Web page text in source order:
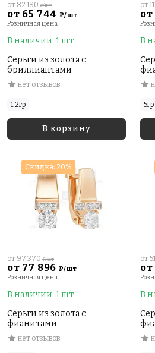
от 65 744 ₽/шт
от 82 180₽/шт
Розничная цена
В наличии: 1 шт
Серьги из золота с
бриллиантами
нет отзывов
1.2гр
В корзину
от
от
В
5гр
от 77 896 ₽/шт
от 97 370₽/шт
Розничная цена
В наличии: 1 шт
Серьги из золота с
фианитами
нет отзывов
Скидка: 20%
от
от
В